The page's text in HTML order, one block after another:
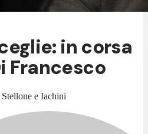
in corsa
Francesco
e Iachini